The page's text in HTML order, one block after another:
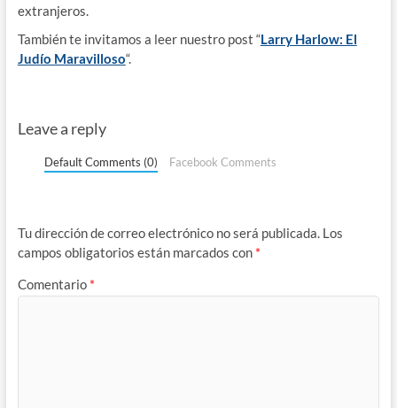
extranjeros.
También te invitamos a leer nuestro post “Larry Harlow: El
Judío Maravilloso“.
Leave a reply
Default Comments (0) Facebook Comments
Tu dirección de correo electrónico no será publicada. Los
campos obligatorios están marcados con *
Comentario *